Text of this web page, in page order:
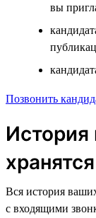
вы
Позвонить
История
Вся история
с входящими